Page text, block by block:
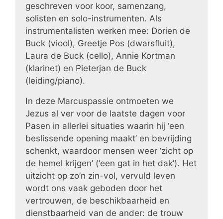
geschreven voor koor, samenzang,
solisten en solo-instrumenten. Als
instrumentalisten werken mee: Dorien de
Buck (viool), Greetje Pos (dwarsfluit),
Laura de Buck (cello), Annie Kortman
(klarinet) en Pieterjan de Buck
(leiding/piano).
In deze Marcuspassie ontmoeten we
Jezus al ver voor de laatste dagen voor
Pasen in allerlei situaties waarin hij ‘een
beslissende opening maakt’ en bevrijding
schenkt, waardoor mensen weer ‘zicht op
de hemel krijgen’ (‘een gat in het dak’). Het
uitzicht op zo’n zin-vol, vervuld leven
wordt ons vaak geboden door het
vertrouwen, de beschikbaarheid en
dienstbaarheid van de ander: de trouw